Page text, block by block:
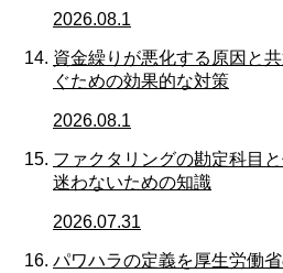
2026.08.1
資金繰りが悪化する原因と
ぐための効果的な対策
2026.08.1
ファクタリングの勘定科目
迷わないための知識
2026.07.31
パワハラの定義を厚生労働